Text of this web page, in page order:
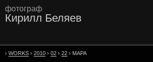
фотограф
Кирилл Беляев
› WORKS › 2010 › 02 › 22 › МАРА